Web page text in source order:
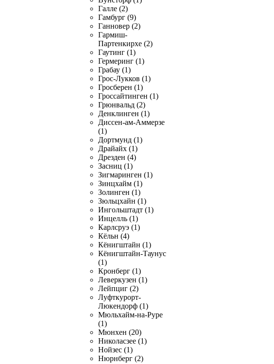
Галле (2)
Гамбург (9)
Ганновер (2)
Гармиш-
Партенкирхе (2)
Гаутинг (1)
Гермеринг (1)
Грабау (1)
Грос-Лукков (1)
Гросберен (1)
Гроссайтинген (1)
Грюнвальд (2)
Денклинген (1)
Диссен-ам-Аммерзе
(1)
Дортмунд (1)
Драйайх (1)
Дрезден (4)
Засниц (1)
Зигмаринген (1)
Зинцхайм (1)
Золинген (1)
Зюльцхайн (1)
Ингольштадт (1)
Инцелль (1)
Карлсруэ (1)
Кёльн (4)
Кёнигштайн (1)
Кёнигштайн-Таунус
(1)
Кронберг (1)
Леверкузен (1)
Лейпциг (2)
Луфткурорт-
Люкендорф (1)
Мюльхайм-на-Руре
(1)
Мюнхен (20)
Николасзее (1)
Нойзес (1)
Нюрнберг (2)